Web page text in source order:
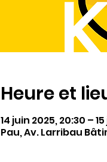
Heure et
14 juin 2025, 20:30 –
Pau, Av. Larribau